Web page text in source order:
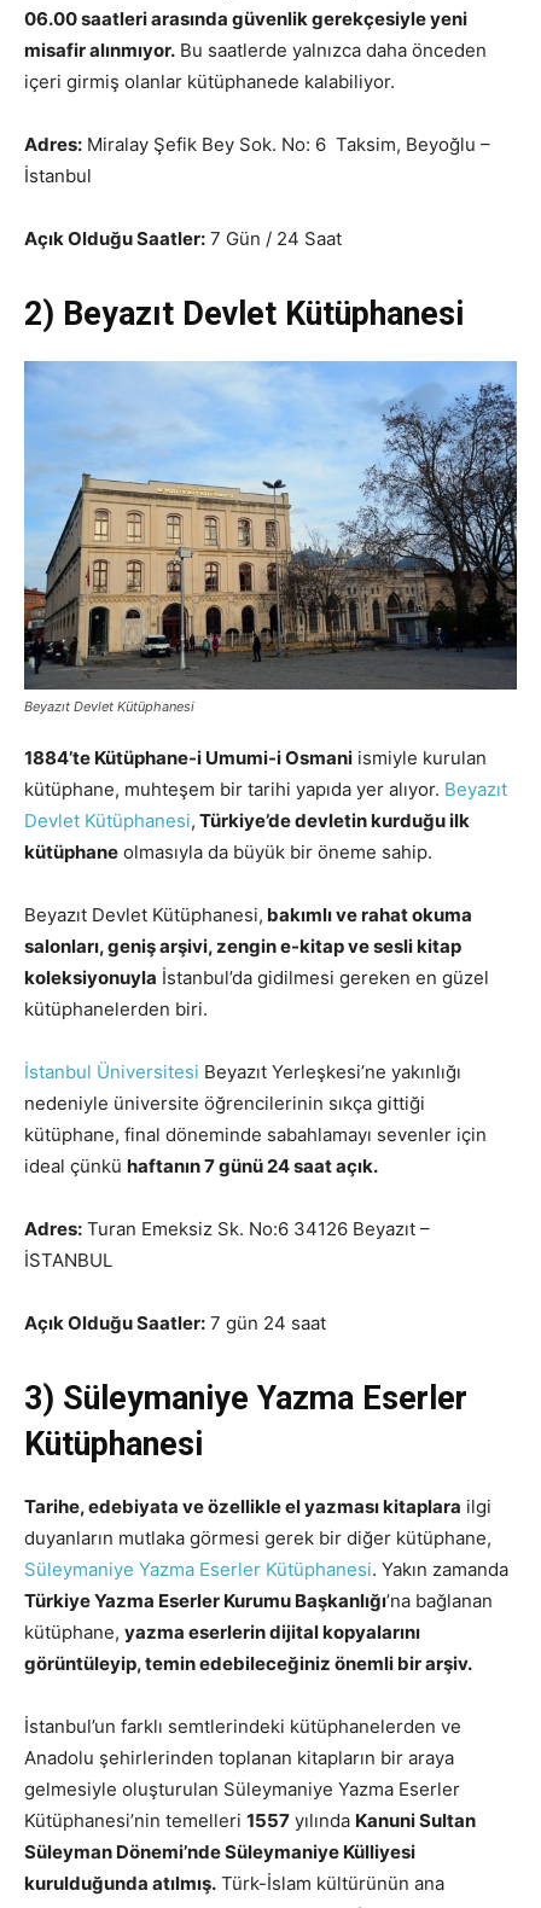
06.00 saatleri arasında güvenlik gerekçesiyle yeni
misafir alınmıyor. Bu saatlerde yalnızca daha önceden
içeri girmiş olanlar kütüphanede kalabiliyor.
Adres: Miralay Şefik Bey Sok. No: 6 Taksim, Beyoğlu –
İstanbul
Açık Olduğu Saatler: 7 Gün / 24 Saat
2) Beyazıt Devlet Kütüphanesi
Beyazıt Devlet Kütüphanesi
1884’te Kütüphane-i Umumi-i Osmani ismiyle kurulan
kütüphane, muhteşem bir tarihi yapıda yer alıyor. Beyazıt
Devlet Kütüphanesi, Türkiye’de devletin kurduğu ilk
kütüphane olmasıyla da büyük bir öneme sahip.
Beyazıt Devlet Kütüphanesi, bakımlı ve rahat okuma
salonları, geniş arşivi, zengin e-kitap ve sesli kitap
koleksiyonuyla İstanbul’da gidilmesi gereken en güzel
kütüphanelerden biri.
İstanbul Üniversitesi Beyazıt Yerleşkesi’ne yakınlığı
nedeniyle üniversite öğrencilerinin sıkça gittiği
kütüphane, final döneminde sabahlamayı sevenler için
ideal çünkü haftanın 7 günü 24 saat açık.
Adres: Turan Emeksiz Sk. No:6 34126 Beyazıt –
İSTANBUL
Açık Olduğu Saatler: 7 gün 24 saat
3) Süleymaniye Yazma Eserler
Kütüphanesi
Tarihe, edebiyata ve özellikle el yazması kitaplara ilgi
duyanların mutlaka görmesi gerek bir diğer kütüphane,
Süleymaniye Yazma Eserler Kütüphanesi. Yakın zamanda
Türkiye Yazma Eserler Kurumu Başkanlığı’na bağlanan
kütüphane, yazma eserlerin dijital kopyalarını
görüntüleyip, temin edebileceğiniz önemli bir arşiv.
İstanbul’un farklı semtlerindeki kütüphanelerden ve
Anadolu şehirlerinden toplanan kitapların bir araya
gelmesiyle oluşturulan Süleymaniye Yazma Eserler
Kütüphanesi’nin temelleri 1557 yılında Kanuni Sultan
Süleyman Dönemi’nde Süleymaniye Külliyesi
kurulduğunda atılmış. Türk-İslam kültürünün ana